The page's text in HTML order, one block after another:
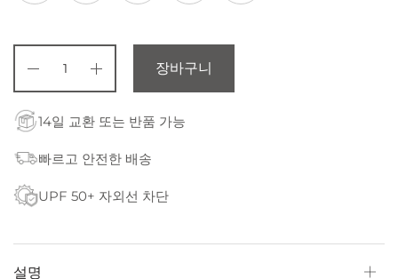
장바구니
14일 교환 또는 반품 가능
빠르고 안전한 배송
UPF 50+ 자외선 차단
설명